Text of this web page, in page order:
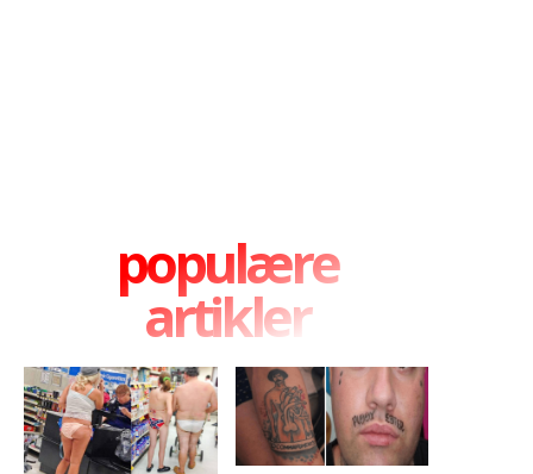
populære
artikler